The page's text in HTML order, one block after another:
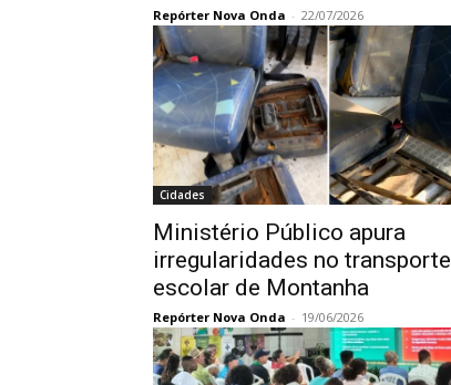
Repórter Nova Onda - 22/07/2026
Cidades
Ministério Público apura
irregularidades no transporte
escolar de Montanha
Repórter Nova Onda - 19/06/2026